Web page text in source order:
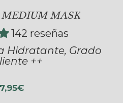
MEDIUM MASK
142 reseñas
Hidratante, Grado
++